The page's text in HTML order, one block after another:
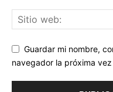
Guardar mi nombre,
navegador la próxima